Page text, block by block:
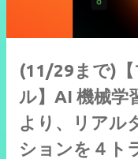
(11/29まで)
ル】AI 機械学
より、リアル
ションを４ト